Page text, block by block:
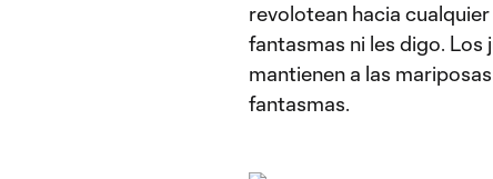
revolotean hacia
fantasmas ni les digo.
mantienen a las
fantasmas.